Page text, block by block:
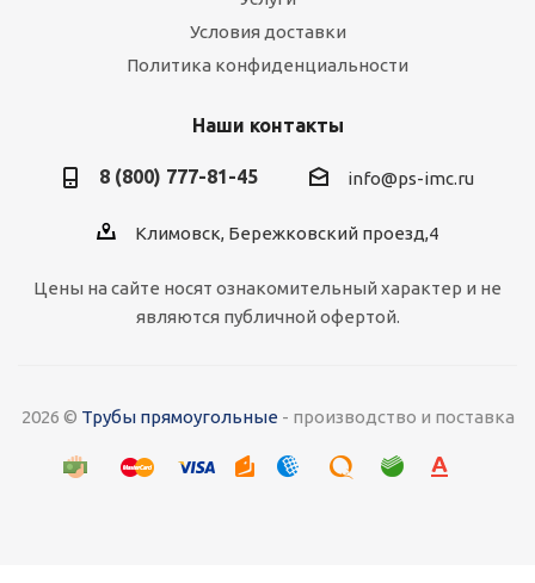
Условия доставки
Политика конфиденциальности
Наши контакты
8 (800) 777-81-45 info@ps-imc.ru
Климовск, Бережковский проезд,4
Цены на сайте носят ознакомительный характер и не
являются публичной офертой.
2026 © Трубы прямоугольные - производство и поставка